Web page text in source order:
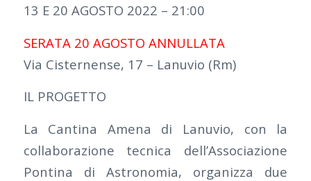
13 E 20 AGOSTO 2022 – 21:00
SERATA 20 AGOSTO ANNULLATA
Via Cisternense, 17 – Lanuvio (Rm)
IL PROGETTO
La Cantina Amena di Lanuvio, con la
collaborazione tecnica dell’Associazione
Pontina di Astronomia, organizza due